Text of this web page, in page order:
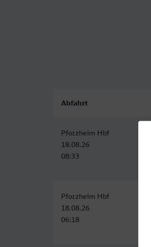
Abfahrt
Pforzheim Hbf
18.08.26
08:33
Pforzheim Hbf
18.08.26
06:18